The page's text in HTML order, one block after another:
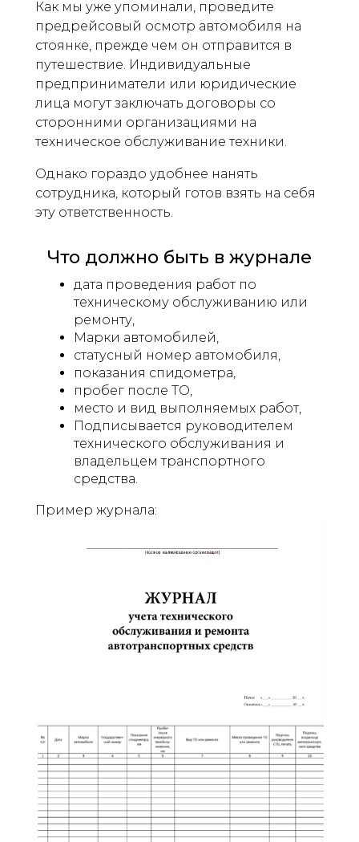
Как мы уже упоминали, проведите
предрейсовый осмотр автомобиля на
стоянке, прежде чем он отправится в
путешествие. Индивидуальные
предприниматели или юридические
лица могут заключать договоры со
сторонними организациями на
техническое обслуживание техники.
Однако гораздо удобнее нанять
сотрудника, который готов взять на себя
эту ответственность.
Что должно быть в журнале
дата проведения работ по
техническому обслуживанию или
ремонту,
Марки автомобилей,
статусный номер автомобиля,
показания спидометра,
пробег после ТО,
место и вид выполняемых работ,
Подписывается руководителем
технического обслуживания и
владельцем транспортного
средства.
Пример журнала: